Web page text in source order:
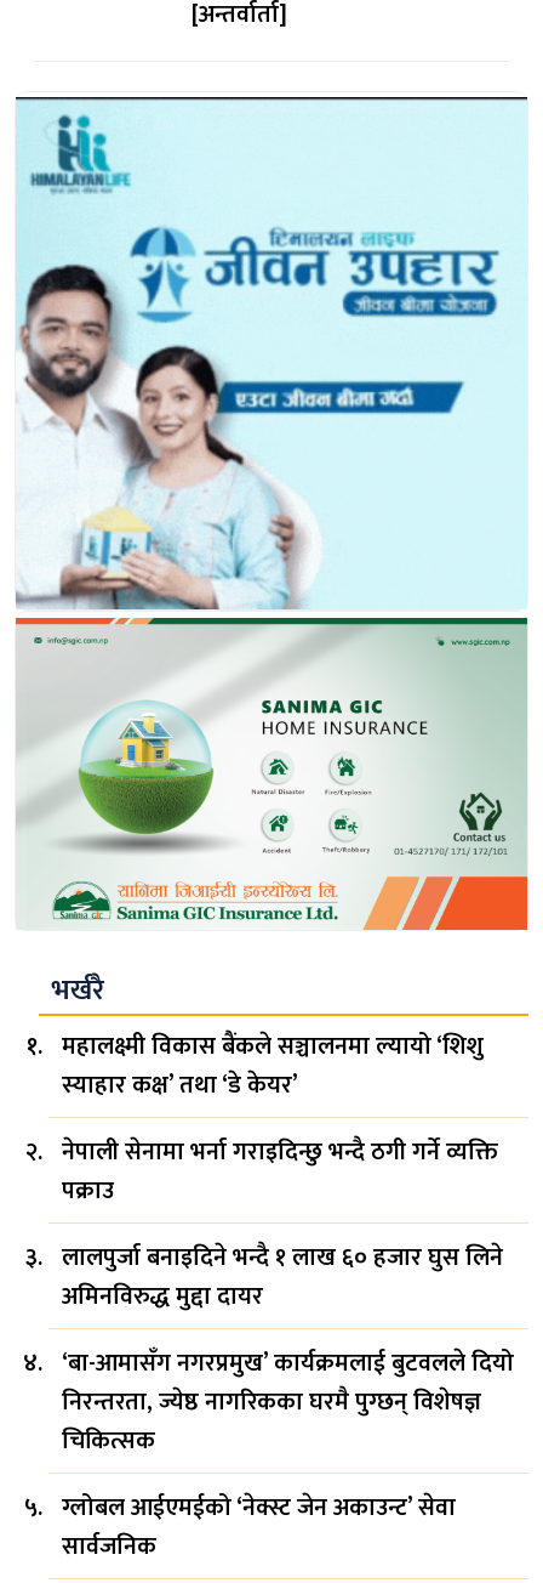
[अन्तर्वार्ता]
भर्खरै
महालक्ष्मी विकास बैंकले सञ्चालनमा ल्यायो ‘शिशु
स्याहार कक्ष’ तथा ‘डे केयर’
नेपाली सेनामा भर्ना गराइदिन्छु भन्दै ठगी गर्ने व्यक्ति
पक्राउ
लालपुर्जा बनाइदिने भन्दै १ लाख ६० हजार घुस लिने
अमिनविरुद्ध मुद्दा दायर
‘बा-आमासँग नगरप्रमुख’ कार्यक्रमलाई बुटवलले दियो
निरन्तरता, ज्येष्ठ नागरिकका घरमै पुग्छन् विशेषज्ञ
चिकित्सक
ग्लोबल आईएमईको ‘नेक्स्ट जेन अकाउन्ट’ सेवा
सार्वजनिक